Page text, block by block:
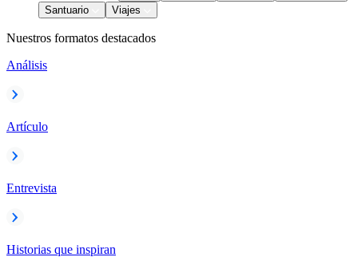
Santuario
Viajes
Nuestros formatos destacados
Análisis
Artículo
Entrevista
Historias que inspiran